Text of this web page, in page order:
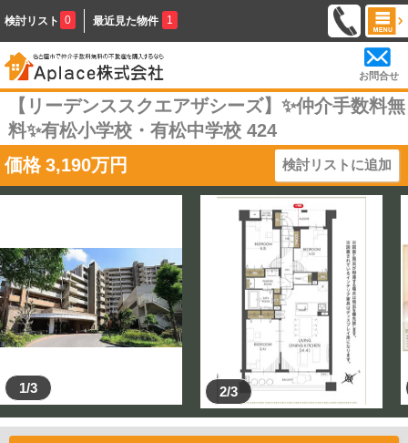
検討リスト 0 最近見た物件 1
お問合せ
【リーデンススクエアザシーズ】✨️仲介手数料無
料✨️有松小学校・有松中学校 424
価格 3,190万円 検討リストに追加
1/3 2/3